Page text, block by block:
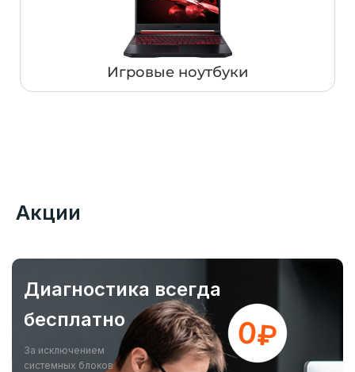
Игровые ноутбуки
Акции
Диагностика всегда
бесплатно
За исключением
системных блоков